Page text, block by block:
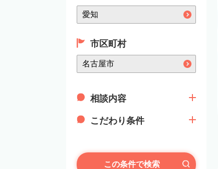
市区町村
相談内容
こだわり条件
この条件で検索